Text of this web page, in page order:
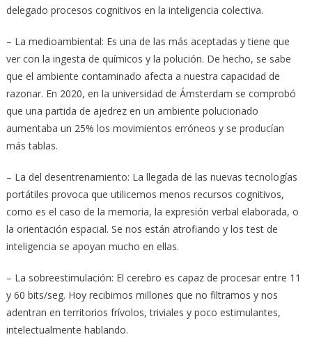
delegado procesos cognitivos en la inteligencia colectiva.
– La medioambiental: Es una de las más aceptadas y tiene que
ver con la ingesta de químicos y la polución. De hecho, se sabe
que el ambiente contaminado afecta a nuestra capacidad de
razonar. En 2020, en la universidad de Ámsterdam se comprobó
que una partida de ajedrez en un ambiente polucionado
aumentaba un 25% los movimientos erróneos y se producían
más tablas.
– La del desentrenamiento: La llegada de las nuevas tecnologías
portátiles provoca que utilicemos menos recursos cognitivos,
como es el caso de la memoria, la expresión verbal elaborada, o
la orientación espacial. Se nos están atrofiando y los test de
inteligencia se apoyan mucho en ellas.
– La sobreestimulación: El cerebro es capaz de procesar entre 11
y 60 bits/seg. Hoy recibimos millones que no filtramos y nos
adentran en territorios frívolos, triviales y poco estimulantes,
intelectualmente hablando.